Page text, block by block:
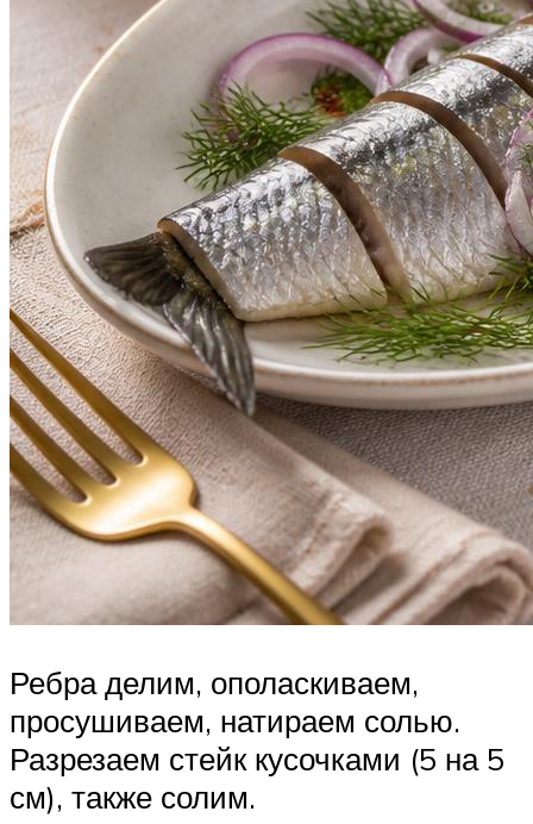
Ребра делим, ополаскиваем,
просушиваем, натираем солью.
Разрезаем стейк кусочками (5 на 5
см), также солим.